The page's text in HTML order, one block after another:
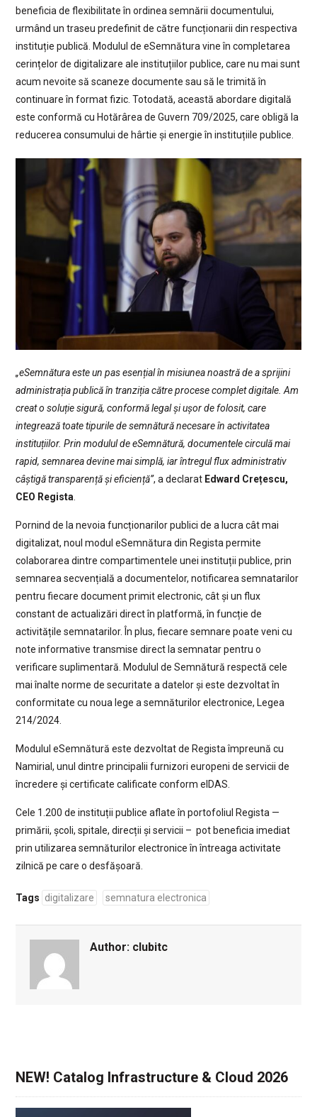
beneficia de flexibilitate în ordinea semnării documentului,
urmând un traseu predefinit de către funcționarii din respectiva
instituție publică. Modulul de eSemnătura vine în completarea
cerințelor de digitalizare ale instituțiilor publice, care nu mai sunt
acum nevoite să scaneze documente sau să le trimită în
continuare în format fizic. Totodată, această abordare digitală
este conformă cu Hotărârea de Guvern 709/2025, care obligă la
reducerea consumului de hârtie și energie în instituțiile publice.
„eSemnătura este un pas esențial în misiunea noastră de a sprijini
administrația publică în tranziția către procese complet digitale. Am
creat o soluție sigură, conformă legal și ușor de folosit, care
integrează toate tipurile de semnătură necesare în activitatea
instituțiilor. Prin modulul de eSemnătură, documentele circulă mai
rapid, semnarea devine mai simplă, iar întregul flux administrativ
câștigă transparență și eficiență”, a declarat Edward Crețescu,
CEO Regista
Pornind de la nevoia funcționarilor publici de a lucra cât mai
digitalizat, noul modul eSemnătura din Regista permite
colaborarea dintre compartimentele unei instituții publice, prin
semnarea secvențială a documentelor, notificarea semnatarilor
pentru fiecare document primit electronic, cât și un flux
constant de actualizări direct în platformă, în funcție de
activitățile semnatarilor. În plus, fiecare semnare poate veni cu
note informative transmise direct la semnatar pentru o
verificare suplimentară. Modulul de Semnătură respectă cele
mai înalte norme de securitate a datelor și este dezvoltat în
conformitate cu noua lege a semnăturilor electronice, Legea
214/2024.
Modulul eSemnătură este dezvoltat de Regista împreună cu
Namirial, unul dintre principalii furnizori europeni de servicii de
încredere și certificate calificate conform eIDAS.
Cele 1.200 de instituții publice aflate în portofoliul Regista —
primării, școli, spitale, direcții și servicii – pot beneficia imediat
prin utilizarea semnăturilor electronice în întreaga activitate
zilnică pe care o desfășoară.
Tags digitalizare semnatura electronica
Author: clubitc
NEW! Catalog Infrastructure & Cloud 2026